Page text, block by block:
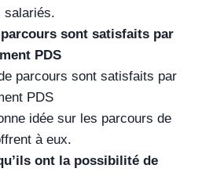
salariés.
sont satisfaits par
PDS
parcours sont satisfaits par
PDS
idée sur les parcours de
à eux.
ont la possibilité de